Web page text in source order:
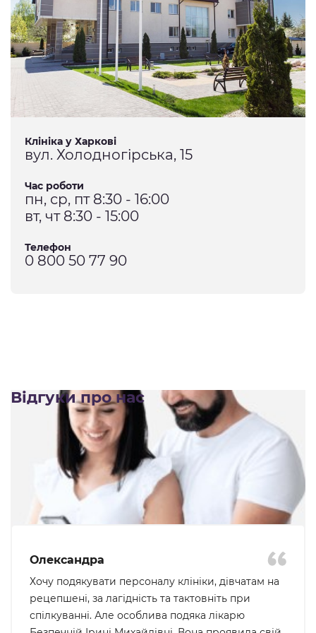
Клініка у Харкові
вул. Холодногірська, 15
Час роботи
пн, ср, пт 8:30 - 16:00
вт, чт 8:30 - 15:00
Телефон
0 800 50 77 90
Відгуки про нас
Олександра
Хочу подякувати персоналу клініки, дівчатам на
рецепшені, за лагідність та тактовніть при
спілкуванні. Але особлива подяка лікарю